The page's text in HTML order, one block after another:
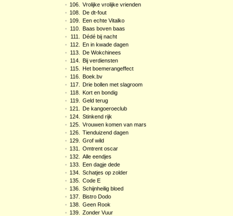
• 106.
Vrolijke vrolijke vrienden
• 108.
De dt-fout
• 109.
Een echte Vitalko
•
110.
Baas boven baas
•
111.
Dédé bij nacht
•
112.
En in kwade dagen
•
113.
De Wokchinees
•
114.
Bij verdiensten
•
115.
Het boemerangeffect
•
116.
Boek.bv
•
117.
Drie bollen met slagroom
•
118.
Kort en bondig
•
119.
Geld terug
• 121.
De kangoeroeclub
• 124.
Stinkend rijk
• 125.
Vrouwen komen van mars
• 126.
Tienduizend dagen
• 129.
Grof wild
• 131.
Omtrent oscar
• 132.
Alle eendjes
• 133.
Een dagje dede
• 134.
Schatjes op zolder
• 135.
Code E
• 136.
Schijnheilig bloed
• 137.
Bistro Dodo
• 138.
Geen Rook
• 139.
Zonder Vuur